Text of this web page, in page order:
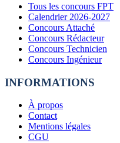
Tous les concours FPT
Calendrier 2026-2027
Concours Attaché
Concours Rédacteur
Concours Technicien
Concours Ingénieur
INFORMATIONS
À propos
Contact
Mentions légales
CGU